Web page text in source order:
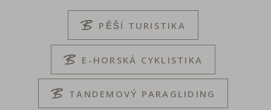
PĚŠÍ TURISTIKA
E-HORSKÁ CYKLISTIKA
TANDEMOVÝ PARAGLIDING